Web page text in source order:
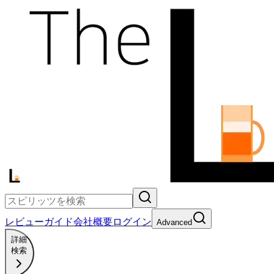
レビューガイド会社概要ログイン Advanced
詳細
検索